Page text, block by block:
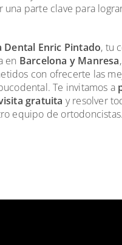
una parte clave para
Dental Enric Pintado, tu
en Barcelona y Manresa
con ofrecerte las
Te invitamos a
gratuita y resolver
equipo de ortodoncistas.